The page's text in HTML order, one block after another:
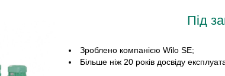
Під
Зроблено компанією Wilo SE;
Більше ніж 20 років досвіду